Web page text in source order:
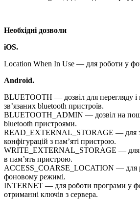
Необхідні дозволи
iOS.
Location When In Use — для роботи у
Android.
BLUETOOTH — дозвіл для перегляду і
зв’язаних bluetooth пристроїв.
BLUETOOTH_ADMIN — дозвіл на
bluetooth пристроями.
READ_EXTERNAL_STORAGE — для
конфігурацій з пам’яті пристрою.
WRITE_EXTERNAL_STORAGE — для
в пам’ять пристрою.
ACCESS_COARSE_LOCATION — для
фоновому режимі.
INTERNET — для роботи програми у
отриманні ключів з сервера.